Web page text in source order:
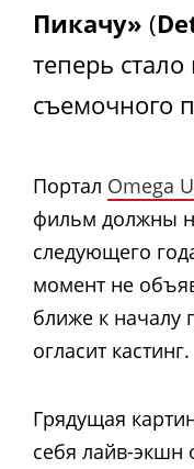
Пикачу» (
теперь
съемочного
Портал Omega
фильм должны
следующего
момент не
ближе к началу
огласит кастинг.
Грядущая
себя лайв-